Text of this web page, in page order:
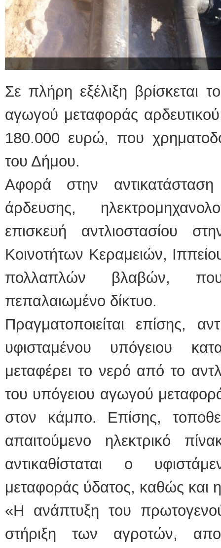
Σε πλήρη εξέλιξη βρίσκεται
αγωγού μεταφοράς
180.000 ευρώ, που
του Δήμου.
Αφορά στην
άρδευσης,
επισκευή αντλιοστασίου
Κοινοτήτων Κεραμειών,
πολλαπλών βλαβών, που
πεπαλαιωμένο δίκτυο.
Πραγματοποιείται επίσης,
υφισταμένου υπόγειου
μεταφέρει το νερό από το
του υπόγειου αγωγού
στον κάμπο. Επίσης,
απαιτούμενο ηλεκτρικό
αντικαθίσταται ο
μεταφοράς ύδατος, καθώς και
«Η ανάπτυξη του
στήριξη των αγροτών,